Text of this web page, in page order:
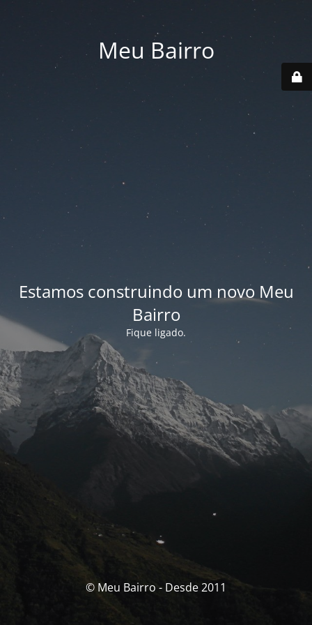
Meu Bairro
Estamos construindo um novo Meu
Bairro
Fique ligado.
© Meu Bairro - Desde 2011